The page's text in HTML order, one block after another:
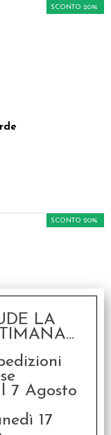
SCONTO 20%
SCONTO 20%
LA
7 Agosto
17